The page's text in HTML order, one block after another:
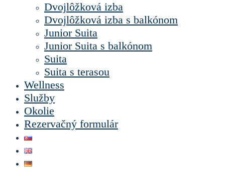
Dvojlôžková izba
Dvojlôžková izba s balkónom
Junior Suita
Junior Suita s balkónom
Suita
Suita s terasou
Wellness
Služby
Okolie
Rezervačný formulár